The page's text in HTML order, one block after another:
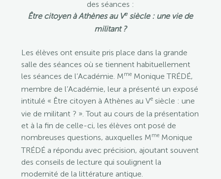
des séances :
Être citoyen à Athènes au Vesiècle : une vie de
militant ?
Les élèves ont ensuite pris place dans la grande
salle des séances où se tiennent habituellement
les séances de l’Académie. M meMonique TRÉDÉ,
membre de l’Académie, leur a présenté un exposé
intitulé « Être citoyen à Athènes au Vesiècle : une
vie de militant ? ». Tout au cours de la présentation
et à la fin de celle-ci, les élèves ont posé de
nombreuses questions, auxquelles M meMonique
TRÉDÉ a répondu avec précision, ajoutant souvent
des conseils de lecture qui soulignent la
modernité de la littérature antique.